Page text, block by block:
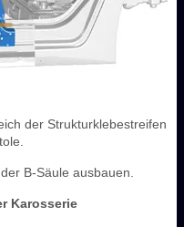
der Strukturklebestreifen
B-Säule ausbauen.
Karosserie